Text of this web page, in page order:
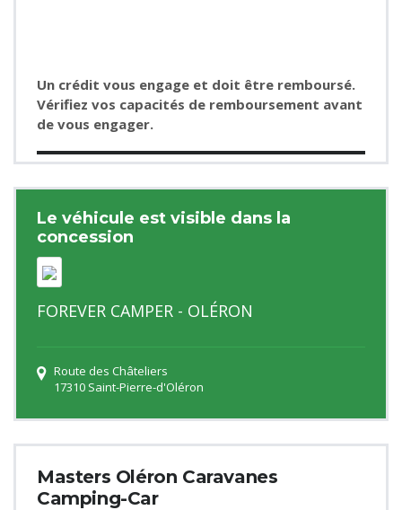
Un crédit vous engage et doit être remboursé.
Vérifiez vos capacités de remboursement avant
de vous engager.
Le véhicule est visible dans la
concession
FOREVER CAMPER - OLÉRON
Route des Châteliers
17310 Saint-Pierre-d'Oléron
Masters Oléron Caravanes
Camping-Car